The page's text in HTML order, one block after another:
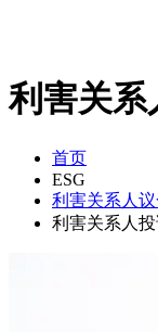
利害关系
首页
ESG
利害关系人议
利害关系人